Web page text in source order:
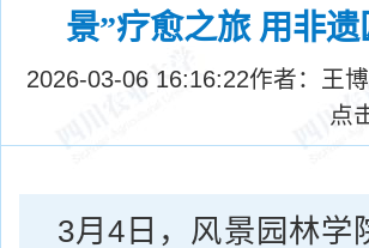
景”疗愈之旅 用非
2026-03-06 16:16:22作者：王
点
3月4日，风景园林学